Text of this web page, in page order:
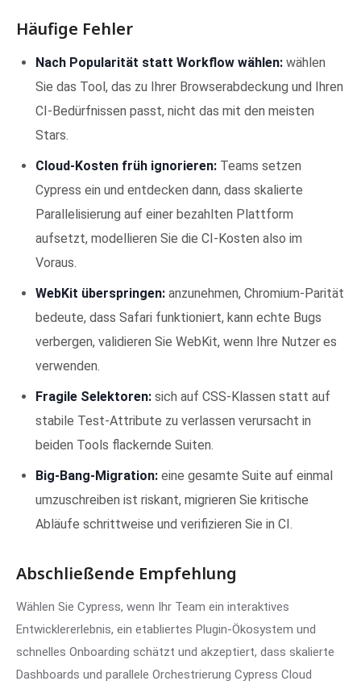
Häufige Fehler
Nach Popularität statt Workflow wählen: wählen
Sie das Tool, das zu Ihrer Browserabdeckung und Ihren
CI-Bedürfnissen passt, nicht das mit den meisten
Stars.
Cloud-Kosten früh ignorieren: Teams setzen
Cypress ein und entdecken dann, dass skalierte
Parallelisierung auf einer bezahlten Plattform
aufsetzt, modellieren Sie die CI-Kosten also im
Voraus.
WebKit überspringen: anzunehmen, Chromium-Parität
bedeute, dass Safari funktioniert, kann echte Bugs
verbergen, validieren Sie WebKit, wenn Ihre Nutzer es
verwenden.
Fragile Selektoren: sich auf CSS-Klassen statt auf
stabile Test-Attribute zu verlassen verursacht in
beiden Tools flackernde Suiten.
Big-Bang-Migration: eine gesamte Suite auf einmal
umzuschreiben ist riskant, migrieren Sie kritische
Abläufe schrittweise und verifizieren Sie in CI.
Abschließende Empfehlung
Wählen Sie Cypress, wenn Ihr Team ein interaktives
Entwicklererlebnis, ein etabliertes Plugin-Ökosystem und
schnelles Onboarding schätzt und akzeptiert, dass skalierte
Dashboards und parallele Orchestrierung Cypress Cloud